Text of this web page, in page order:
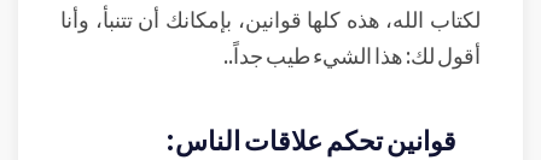
لكتاب الله، هذه كلها قوانين، بإمكانك أن تتنبأ، وأنا
أقول لك: هذا الشيء طيب جداً..
قوانين تحكم علاقات الناس: